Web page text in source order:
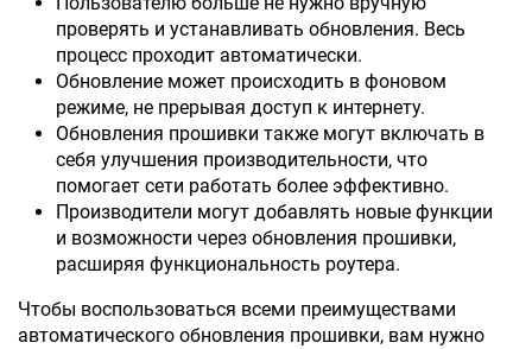
проверять и устанавливать обновления. Весь
процесс проходит автоматически.
Обновление может происходить в фоновом
режиме, не прерывая доступ к интернету.
Обновления прошивки также могут включать в
себя улучшения производительности, что
помогает сети работать более эффективно.
Производители могут добавлять новые функции
и возможности через обновления прошивки,
расширяя функциональность роутера.
Чтобы воспользоваться всеми преимуществами
автоматического обновления прошивки, вам нужно